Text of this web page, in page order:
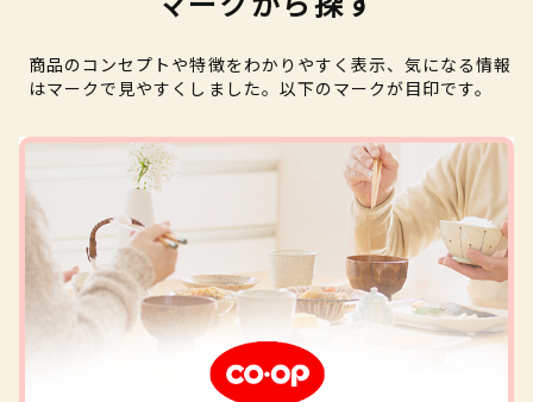
商品のコンセプトや特徴をわかりやすく表示、気になる情報
はマークで見やすくしました。以下のマークが目印です。